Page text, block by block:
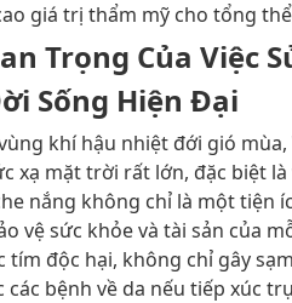
giá trị thẩm mỹ cho tổng
Trọng Của Việc
Sống Hiện Đại
khí hậu nhiệt đới gió
xạ mặt trời rất lớn, đặc biệt
nắng không chỉ là một tiện
vệ sức khỏe và tài sản của
tím độc hại, không chỉ gây
các bệnh về da nếu tiếp xúc